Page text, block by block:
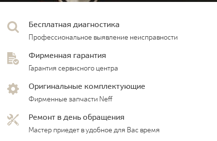
Бесплатная диагностика
Профессиональное выявление неисправности
Фирменная гарантия
Гарантия сервисного центра
Оригинальные комплектующие
Фирменные запчасти Neff
Ремонт в день обращения
Мастер приедет в удобное для Вас время